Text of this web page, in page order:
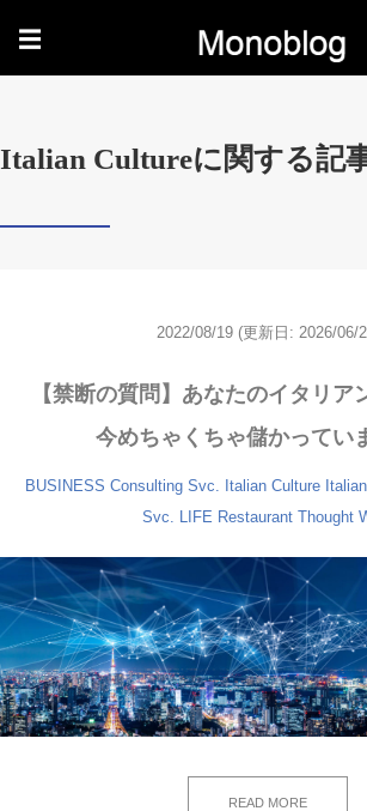
☰
Italian Cultureに関する記
2022/08/19 (更新日: 2026/06/
【禁断の質問】あなたのイタリア
今めちゃくちゃ儲かってい
BUSINESS Consulting Svc. Italian Culture
Svc. LIFE Restaurant Thought
READ MORE